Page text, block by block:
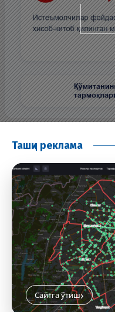
Ташқи реклама
Сайтга ўтиш›